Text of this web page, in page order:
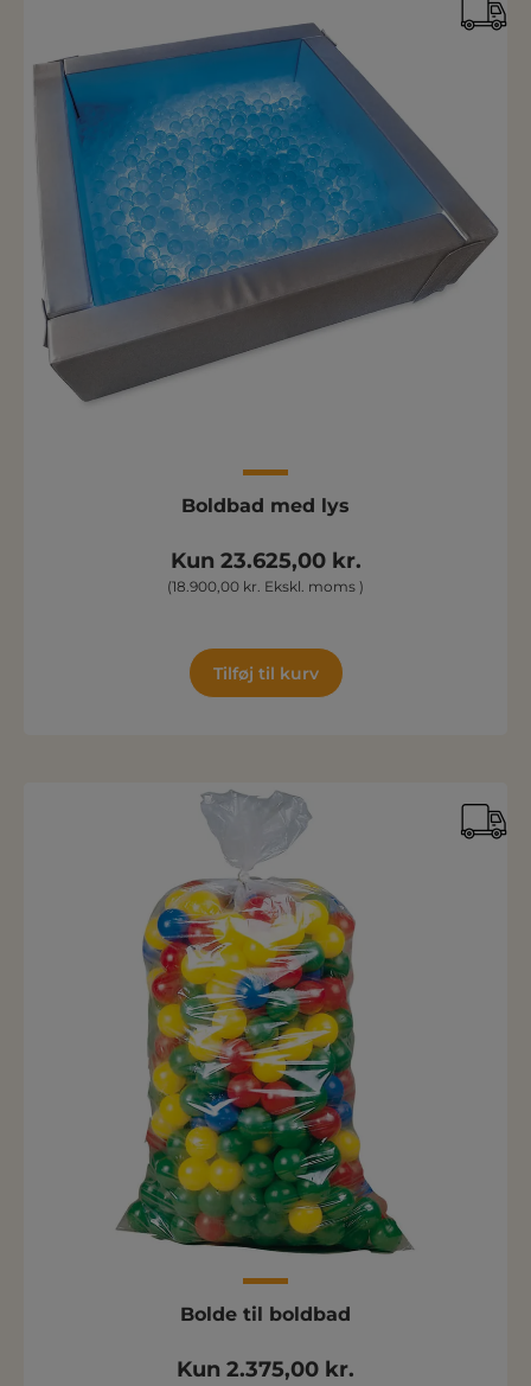
Boldbad med lys
Kun 23.625,00 kr.
(18.900,00 kr. Ekskl. moms )
Tilføj til kurv
Bolde til boldbad
Kun 2.375,00 kr.